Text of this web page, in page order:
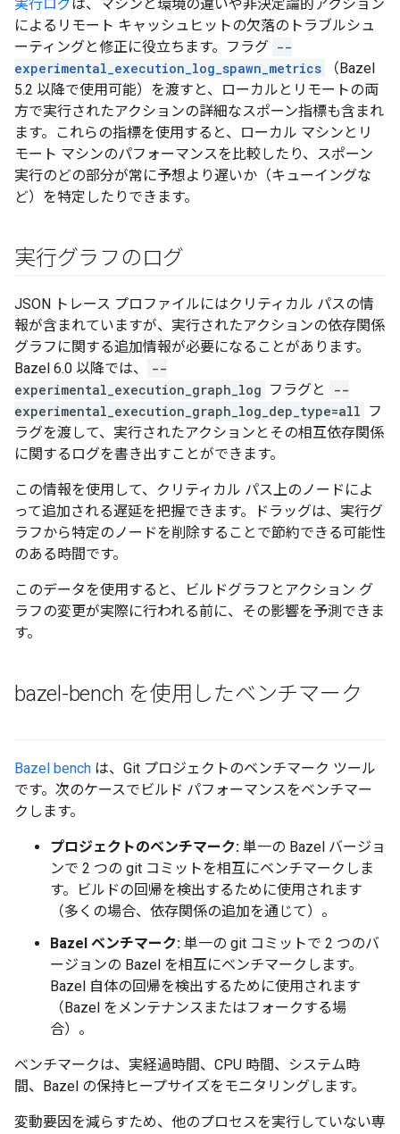
実行ログは、マシンと環境の違いや非決定論的アクション
によるリモート キャッシュヒットの欠落のトラブルシュ
ーティングと修正に役立ちます。フラグ --
experimental_execution_log_spawn_metrics
（Bazel
5.2 以降で使用可能）を渡すと、ローカルとリモートの両
方で実行されたアクションの詳細なスポーン指標も含まれ
ます。これらの指標を使用すると、ローカル マシンとリ
モート マシンのパフォーマンスを比較したり、スポーン
実行のどの部分が常に予想より遅いか（キューイングな
ど）を特定したりできます。
実行グラフのログ
JSON トレース プロファイルにはクリティカル パスの情
報が含まれていますが、実行されたアクションの依存関係
グラフに関する追加情報が必要になることがあります。
Bazel 6.0 以降では、
--
experimental_execution_graph_log フラグと
--
experimental_execution_graph_log_dep_type=all フ
ラグを渡して、実行されたアクションとその相互依存関係
に関するログを書き出すことができます。
この情報を使用して、クリティカル パス上のノードによ
って追加される遅延を把握できます。ドラッグは、実行グ
ラフから特定のノードを削除することで節約できる可能性
のある時間です。
このデータを使用すると、ビルドグラフとアクション グ
ラフの変更が実際に行われる前に、その影響を予測できま
す。
bazel-bench を使用したベンチマーク
Bazel bench は、Git プロジェクトのベンチマーク ツール
です。次のケースでビルド パフォーマンスをベンチマー
クします。
プロジェクトのベンチマーク: 単一の Bazel バージョ
ンで 2 つの git コミットを相互にベンチマークしま
す。ビルドの回帰を検出するために使用されます
（多くの場合、依存関係の追加を通じて）。
Bazel ベンチマーク: 単一の git コミットで 2 つのバ
ージョンの Bazel を相互にベンチマークします。
Bazel 自体の回帰を検出するために使用されます
（Bazel をメンテナンスまたはフォークする場
合）。
ベンチマークは、実経過時間、CPU 時間、システム時
間、Bazel の保持ヒープサイズをモニタリングします。
変動要因を減らすため、他のプロセスを実行していない専